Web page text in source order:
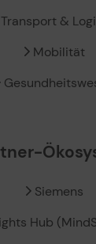
Transport &
Mobilität
Siemens
Hub